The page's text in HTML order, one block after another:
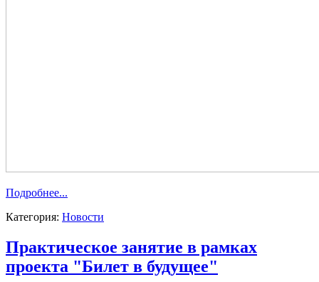
Подробнее...
Категория: Новости
Практическое занятие в рамках
проекта "Билет в будущее"